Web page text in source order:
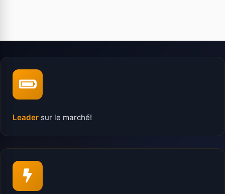
Leader sur le marché!